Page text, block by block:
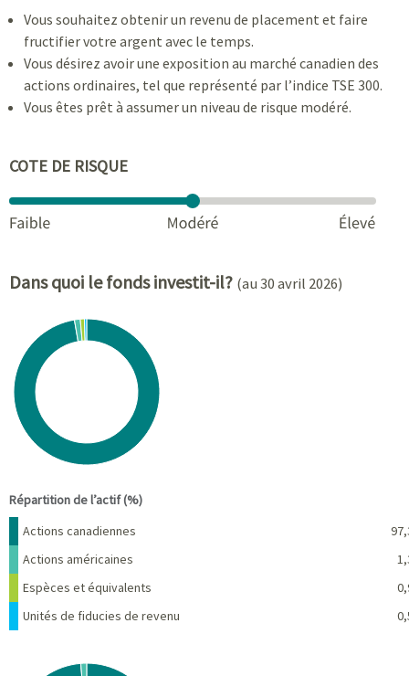
Vous souhaitez obtenir un revenu de placement et faire
fructifier votre argent avec le temps.
Vous désirez avoir une exposition au marché canadien des
actions ordinaires, tel que représenté par l’indice TSE 300.
Vous êtes prêt à assumer un niveau de risque modéré.
COTE DE RISQUE
Dans quoi le fonds investit-il? (au 30 avril 2026)
Chart
Pie chart with 4 slices.
View as data table, Chart
Répartition de l’actif (%)
Nom Pourcentage
Actions canadiennes
Actions américaines
Espèces et équivalents
Unités de fiducies de revenu
Chart